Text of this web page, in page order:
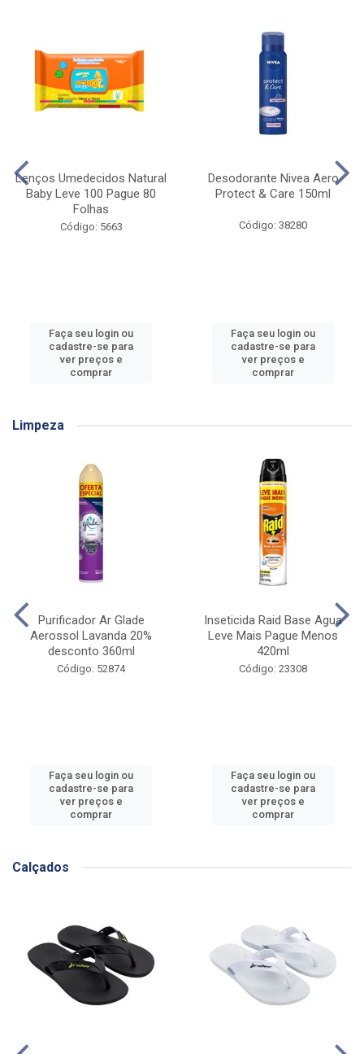
Lenços Umedecidos Natural
Baby Leve 100 Pague 80
Folhas
Código: 5663
Faça seu login ou
cadastre-se para
ver preços e
comprar
Desodorante Nivea Aero
Protect & Care 150ml
Código: 38280
Faça seu login ou
cadastre-se para
ver preços e
comprar
Limpeza
Purificador Ar Glade
Aerossol Lavanda 20%
desconto 360ml
Código: 52874
Faça seu login ou
cadastre-se para
ver preços e
comprar
Inseticida Raid Base Agua
Leve Mais Pague Menos
420ml
Código: 23308
Faça seu login ou
cadastre-se para
ver preços e
comprar
Calçados